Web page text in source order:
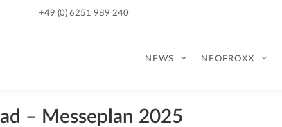
+49 (0) 6251 989 240
NEWS NEOFROXX
– Messeplan 2025